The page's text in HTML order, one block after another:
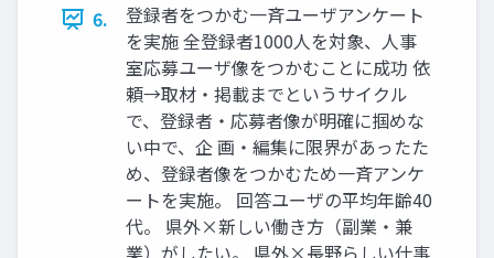
6.
登録者をつかむ一斉ユーザアンケート
を実施 全登録者1000人を対象、人事
室応募ユーザ像をつかむことに成功 依
頼→取材・掲載までというサイクル
で、登録者・応募者像が明確に掴めな
い中で、企 画・編集に限界があったた
め、登録者像をつかむため一斉アンケ
ートを実施。 回答ユーザの平均年齢40
代。 県外×新しい働き方（副業・兼
業）がしたい。 県外×長野らしい仕事